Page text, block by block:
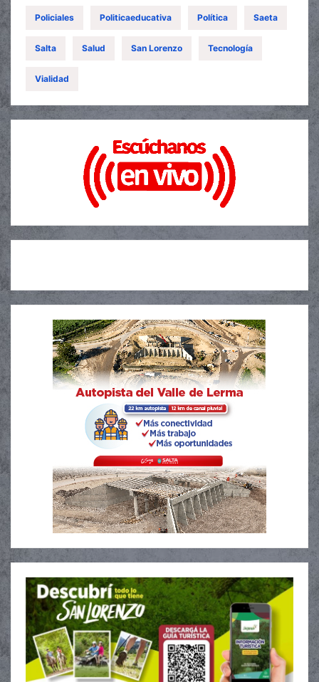
Policiales Politicaeducativa Política Saeta
Salta Salud San Lorenzo Tecnología
Vialidad